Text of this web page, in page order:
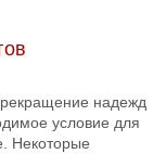
надежд
условие для
Некоторые